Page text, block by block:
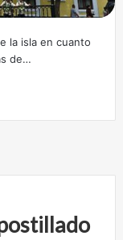
la isla en cuanto
de…